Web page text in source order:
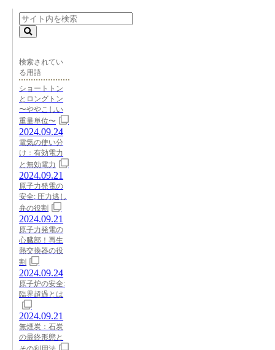
検索されてい
る用語
ショートトン
とロングトン
〜ややこしい
重量単位〜
2024.09.24
電気の使い分
け：有効電力
と無効電力
2024.09.21
原子力発電の
安全: 圧力逃し
弁の役割
2024.09.21
原子力発電の
心臓部！再生
熱交換器の役
割
2024.09.24
原子炉の安全:
臨界超過とは
2024.09.21
無煙炭：石炭
の最終形態と